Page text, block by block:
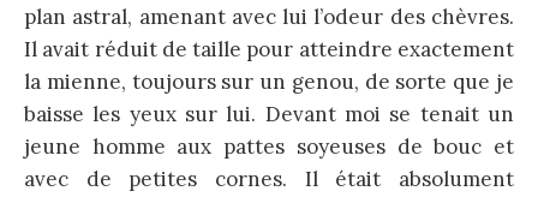
plan astral, amenant avec lui l’odeur des chèvres.
Il avait réduit de taille pour atteindre exactement
la mienne, toujours sur un genou, de sorte que je
baisse les yeux sur lui. Devant moi se tenait un
jeune homme aux pattes soyeuses de bouc et
avec de petites cornes. Il était absolument